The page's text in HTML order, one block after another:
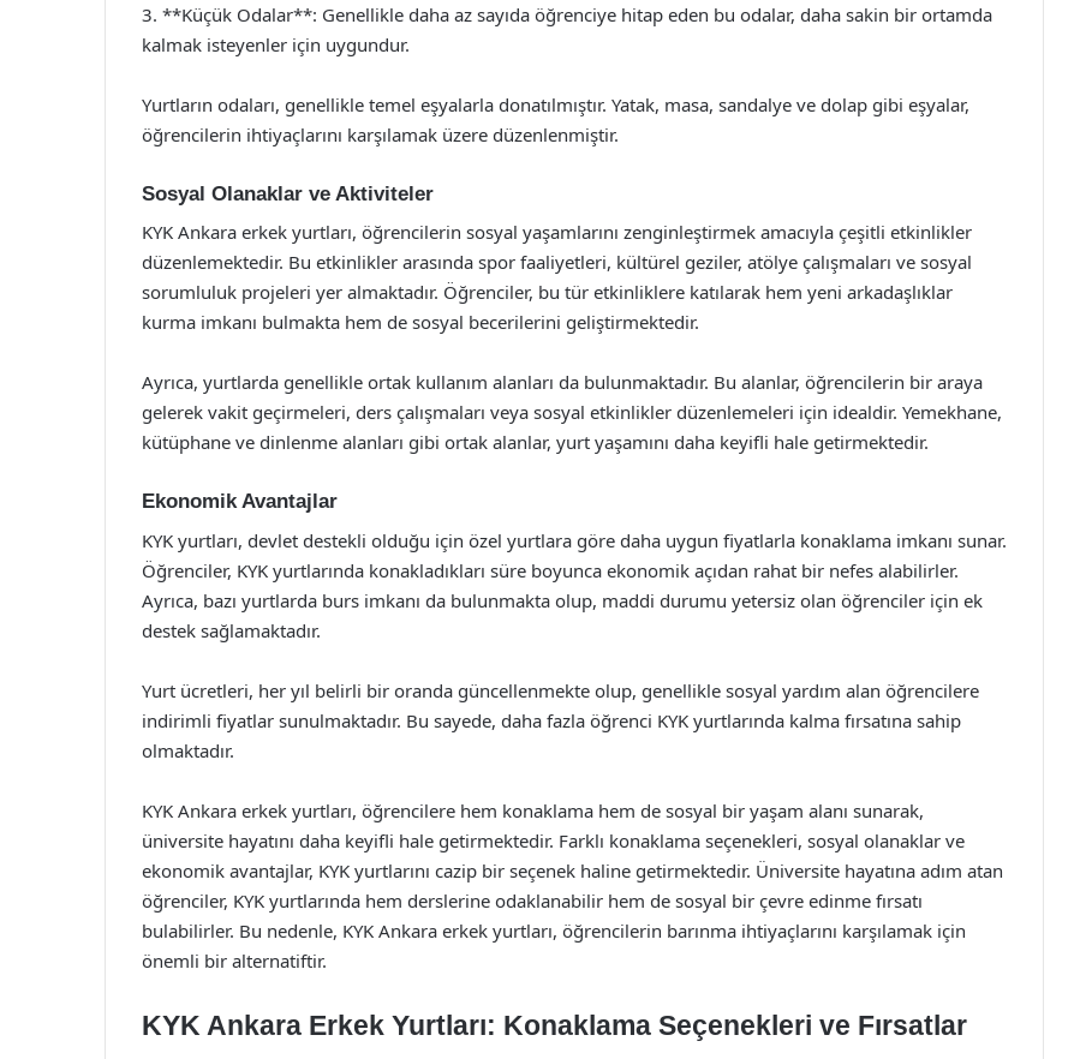
3. **Küçük Odalar**: Genellikle daha az sayıda öğrenciye hitap eden bu odalar, daha sakin bir ortamda
kalmak isteyenler için uygundur.
Yurtların odaları, genellikle temel eşyalarla donatılmıştır. Yatak, masa, sandalye ve dolap gibi eşyalar,
öğrencilerin ihtiyaçlarını karşılamak üzere düzenlenmiştir.
Sosyal Olanaklar ve Aktiviteler
KYK Ankara erkek yurtları, öğrencilerin sosyal yaşamlarını zenginleştirmek amacıyla çeşitli etkinlikler
düzenlemektedir. Bu etkinlikler arasında spor faaliyetleri, kültürel geziler, atölye çalışmaları ve sosyal
sorumluluk projeleri yer almaktadır. Öğrenciler, bu tür etkinliklere katılarak hem yeni arkadaşlıklar
kurma imkanı bulmakta hem de sosyal becerilerini geliştirmektedir.
Ayrıca, yurtlarda genellikle ortak kullanım alanları da bulunmaktadır. Bu alanlar, öğrencilerin bir araya
gelerek vakit geçirmeleri, ders çalışmaları veya sosyal etkinlikler düzenlemeleri için idealdir. Yemekhane,
kütüphane ve dinlenme alanları gibi ortak alanlar, yurt yaşamını daha keyifli hale getirmektedir.
Ekonomik Avantajlar
KYK yurtları, devlet destekli olduğu için özel yurtlara göre daha uygun fiyatlarla konaklama imkanı sunar.
Öğrenciler, KYK yurtlarında konakladıkları süre boyunca ekonomik açıdan rahat bir nefes alabilirler.
Ayrıca, bazı yurtlarda burs imkanı da bulunmakta olup, maddi durumu yetersiz olan öğrenciler için ek
destek sağlamaktadır.
Yurt ücretleri, her yıl belirli bir oranda güncellenmekte olup, genellikle sosyal yardım alan öğrencilere
indirimli fiyatlar sunulmaktadır. Bu sayede, daha fazla öğrenci KYK yurtlarında kalma fırsatına sahip
olmaktadır.
KYK Ankara erkek yurtları, öğrencilere hem konaklama hem de sosyal bir yaşam alanı sunarak,
üniversite hayatını daha keyifli hale getirmektedir. Farklı konaklama seçenekleri, sosyal olanaklar ve
ekonomik avantajlar, KYK yurtlarını cazip bir seçenek haline getirmektedir. Üniversite hayatına adım atan
öğrenciler, KYK yurtlarında hem derslerine odaklanabilir hem de sosyal bir çevre edinme fırsatı
bulabilirler. Bu nedenle, KYK Ankara erkek yurtları, öğrencilerin barınma ihtiyaçlarını karşılamak için
önemli bir alternatiftir.
KYK Ankara Erkek Yurtları: Konaklama Seçenekleri ve Fırsatlar